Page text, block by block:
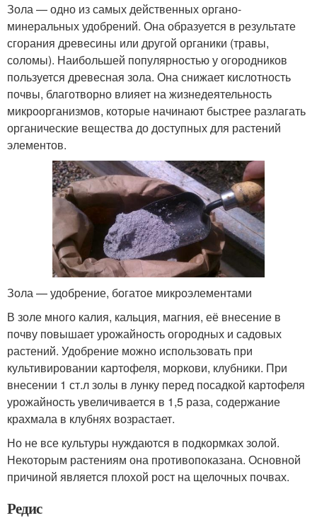
Зола — одно из самых действенных органо-
минеральных удобрений. Она образуется в результате
сгорания древесины или другой органики (травы,
соломы). Наибольшей популярностью у огородников
пользуется древесная зола. Она снижает кислотность
почвы, благотворно влияет на жизнедеятельность
микроорганизмов, которые начинают быстрее разлагать
органические вещества до доступных для растений
элементов.
Зола — удобрение, богатое микроэлементами
В золе много калия, кальция, магния, её внесение в
почву повышает урожайность огородных и садовых
растений. Удобрение можно использовать при
культивировании картофеля, моркови, клубники. При
внесении 1 ст.л золы в лунку перед посадкой картофеля
урожайность увеличивается в 1,5 раза, содержание
крахмала в клубнях возрастает.
Но не все культуры нуждаются в подкормках золой.
Некоторым растениям она противопоказана. Основной
причиной является плохой рост на щелочных почвах.
Редис